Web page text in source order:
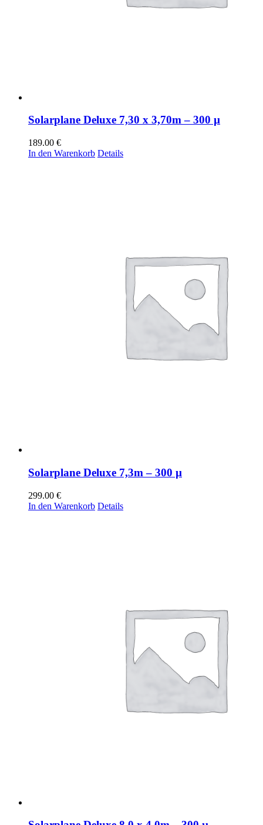
Solarplane Deluxe 7,30 x 3,70m – 300 µ
189.00 €
In den Warenkorb Details
Solarplane Deluxe 7,3m – 300 µ
299.00 €
In den Warenkorb Details